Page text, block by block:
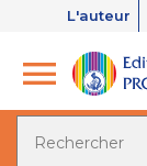
L'auteur